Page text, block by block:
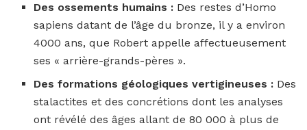
Des ossements humains : Des restes d’Homo
sapiens datant de l’âge du bronze, il y a environ
4000 ans, que Robert appelle affectueusement
ses « arrière-grands-pères ».
Des formations géologiques vertigineuses : Des
stalactites et des concrétions dont les analyses
ont révélé des âges allant de 80 000 à plus de